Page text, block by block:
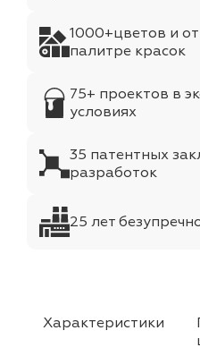
1000+цветов и
палитре красок
75+ проектов в
условиях
35 патентных
разработок
25 лет
Характеристики